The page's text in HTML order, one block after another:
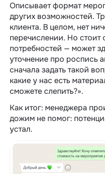
Описывает формат
других возможностей.
клиента. В целом, нет
перечислении. Но стоит
потребностей — может
уточнение про роспись
сначала задать такой
какие у нас есть
сможете слепить?».
Как итог: менеджера
дожим не помог:
устал.